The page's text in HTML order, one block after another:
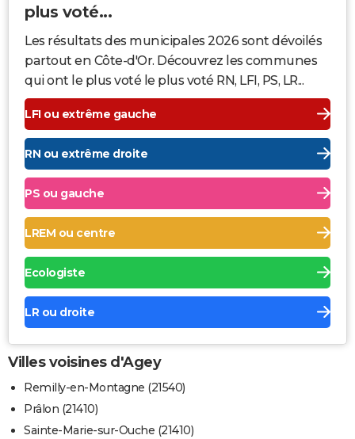
plus voté...
Les résultats des municipales 2026 sont dévoilés
partout en Côte-d'Or. Découvrez les communes
qui ont le plus voté le plus voté RN, LFI, PS, LR...
LFI ou extrême gauche
RN ou extrême droite
PS ou gauche
LREM ou centre
Ecologiste
LR ou droite
Villes voisines d'Agey
Remilly-en-Montagne (21540)
Prâlon (21410)
Sainte-Marie-sur-Ouche (21410)